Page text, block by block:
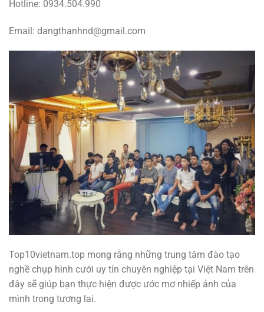
Hotline: 0934.504.990
Email: dangthanhnd@gmail.com
Top10vietnam.top mong rằng những trung tâm đào tạo
nghề chụp hình cưới uy tín chuyên nghiệp tại Việt Nam trên
đây sẽ giúp bạn thực hiện được ước mơ nhiếp ảnh của
mình trong tương lai.